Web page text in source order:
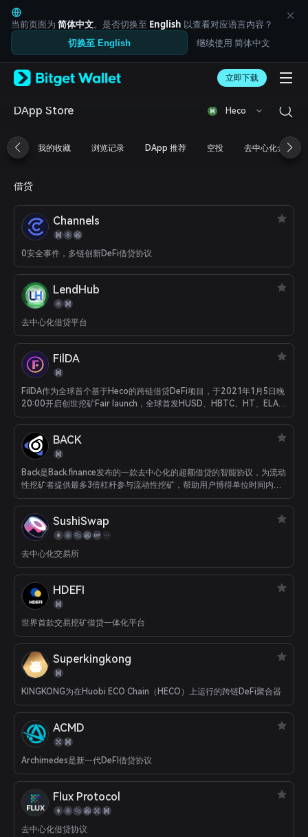
English
日本語
Tiếng Việt
Русский
Español (Latinoamérica)
Türkçe
Français
简体中文
繁體中文
Bahasa Indonesia
ภาษาไทย
العربية
Español
Português (Brasil)
Español (Argentina)
当前页面为 简体中文。是否切换至 English 以查看对应语言内容？
切换至 English 继续使用 简体中文
立即下载
DApp Store Heco
我的收藏 浏览记录 DApp 推荐 空投 去中心化金融
借贷
Channels
0安全事件，多链创新DeFi借贷协议
LendHub
去中心化借贷平台
FilDA
FilDA作为全球首个基于Heco的跨链借贷DeFi项目，于2021年1月5日晚
20:00开启创世挖矿Fair launch，全球首发HUSD、HBTC、HT、ELA-
HECO、USDT-HECO、HDOT、HLTC、HBCH、ETH、HPT、
项APY数据，存借双向实时透明数据的借贷项目。 目前，FilDA 平台存借
款总额高峰值突破3.7亿美元，FilDA LP超过585万美金，位居Heco项目
DeFi借贷平台。
BACK
Back是Back.finance发布的一款去中心化的超额借贷的智能协议，为流动
性挖矿者提供最多3倍杠杆参与流动性挖矿，帮助用户博得单位时间内更
大收益。
SushiSwap
去中心化交易所
HDEFI
世界首款交易挖矿借贷一体化平台
Superkingkong
KINGKONG为在Huobi ECO Chain（HECO）上运行的跨链DeFi聚合器
ACMD
Archimedes是新一代DeFI借贷协议
Flux Protocol
去中心化借贷协议